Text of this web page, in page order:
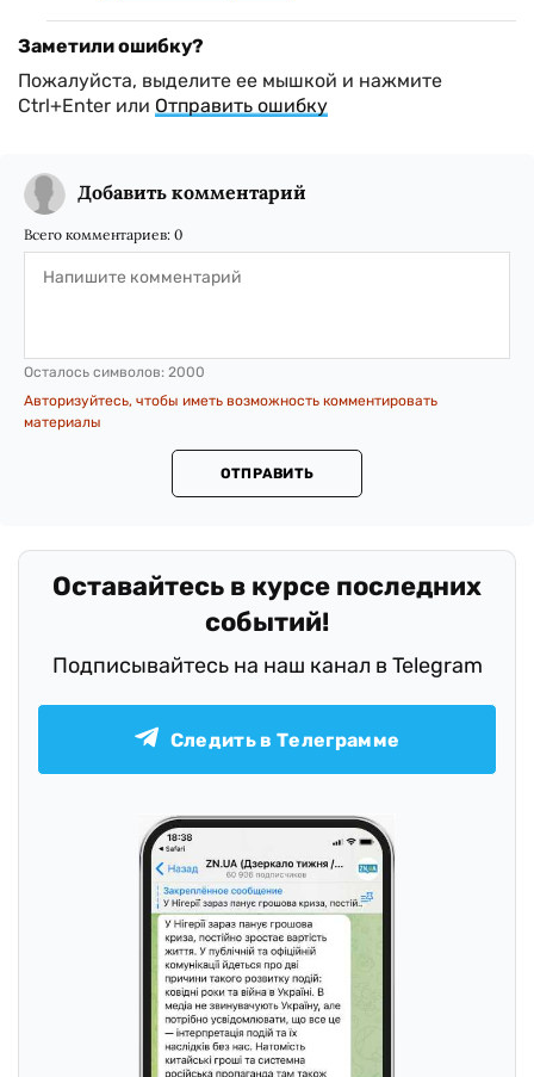
Заметили ошибку?
Пожалуйста, выделите ее мышкой и нажмите
Ctrl+Enter или Отправить ошибку
Добавить комментарий
Всего комментариев: 0
Осталось символов: 2000
Авторизуйтесь, чтобы иметь возможность комментировать
материалы
ОТПРАВИТЬ
Оставайтесь в курсе последних
событий!
Следить в Телеграмме